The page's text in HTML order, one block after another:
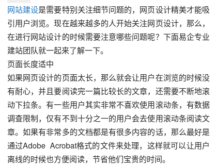
网站建设是需要特别关注细节问题的，网页设计精美才能吸
引用户浏览。现在越来越多的人开始关注网页设计，那么，
在进行网站设计的时候需要注意哪些问题呢？下面易企专业
建站团队就一起来了解一下。
页面长度适中
如果网页设计的页面太长，那么就会让用户在浏览的时候没
有耐心，并且要阅读完一篇比较长的文章，还需要不断地滚
动下拉条。有一些用户其实非常不喜欢使用滚动条，有数据
调查限制，仅有不到十分之一的用户会去使用滚动条阅读文
章。如果有非常多的文档都是有很多内容的话，那么最好是
通过Adobe  Acrobat格式的文件来处理，这样就可以让用户
离线的时候也方便阅读，节省他们宝贵的时间。